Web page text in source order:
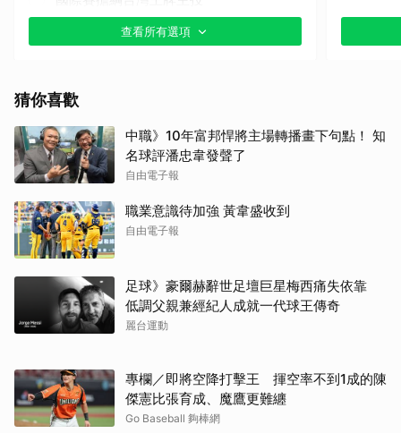
其他（歡迎貼文分享）
查看所有選項
猜你喜歡
中職》10年富邦悍將主場轉播畫下句點！ 知
名球評潘忠韋發聲了
自由電子報
職業意識待加強 黃韋盛收到
自由電子報
足球》豪爾赫辭世足壇巨星梅西痛失依靠
低調父親兼經紀人成就一代球王傳奇
麗台運動
專欄／即將空降打擊王 揮空率不到1成的陳
傑憲比張育成、魔鷹更難纏
Go Baseball 夠棒網